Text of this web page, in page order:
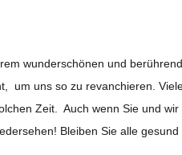
wun­der­schö­nen und
um uns so zu revan­chie­ren.
Zeit. Auch wenn Sie und
Blei­ben Sie alle gesund